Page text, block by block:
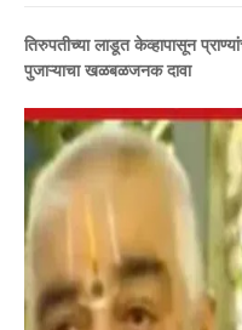
तिरुपतीच्या लाडूत केव्हापासून
पुजाऱ्याचा खळबळजनक दावा